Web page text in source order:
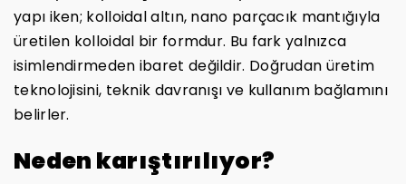
yapı iken; kolloidal altın, nano parçacık mantığıyla
üretilen kolloidal bir formdur. Bu fark yalnızca
isimlendirmeden ibaret değildir. Doğrudan üretim
teknolojisini, teknik davranışı ve kullanım bağlamını
belirler.
Neden karıştırılıyor?